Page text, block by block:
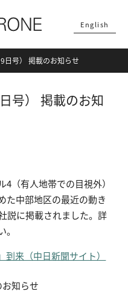
English
日号） 掲載のお知らせ
号） 掲載のお知
4（有人地帯での目視外）
た中部地区の最近の動き
説に掲載されました。詳
来（中日新聞サイト）
知らせ